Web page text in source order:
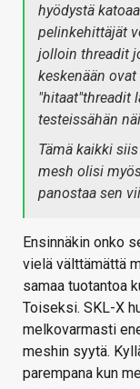
hyödystä
pelinkehittäjät
jolloin threadit
keskenään
"hitaat"threadit
testeissähän
Tämä kaikki
mesh olisi
panostaa sen
Ensinnäkin onko
vielä välttämättä
samaa tuotantoa
Toiseksi. SKL-X
melkovarmasti
meshin syytä.
parempana kun